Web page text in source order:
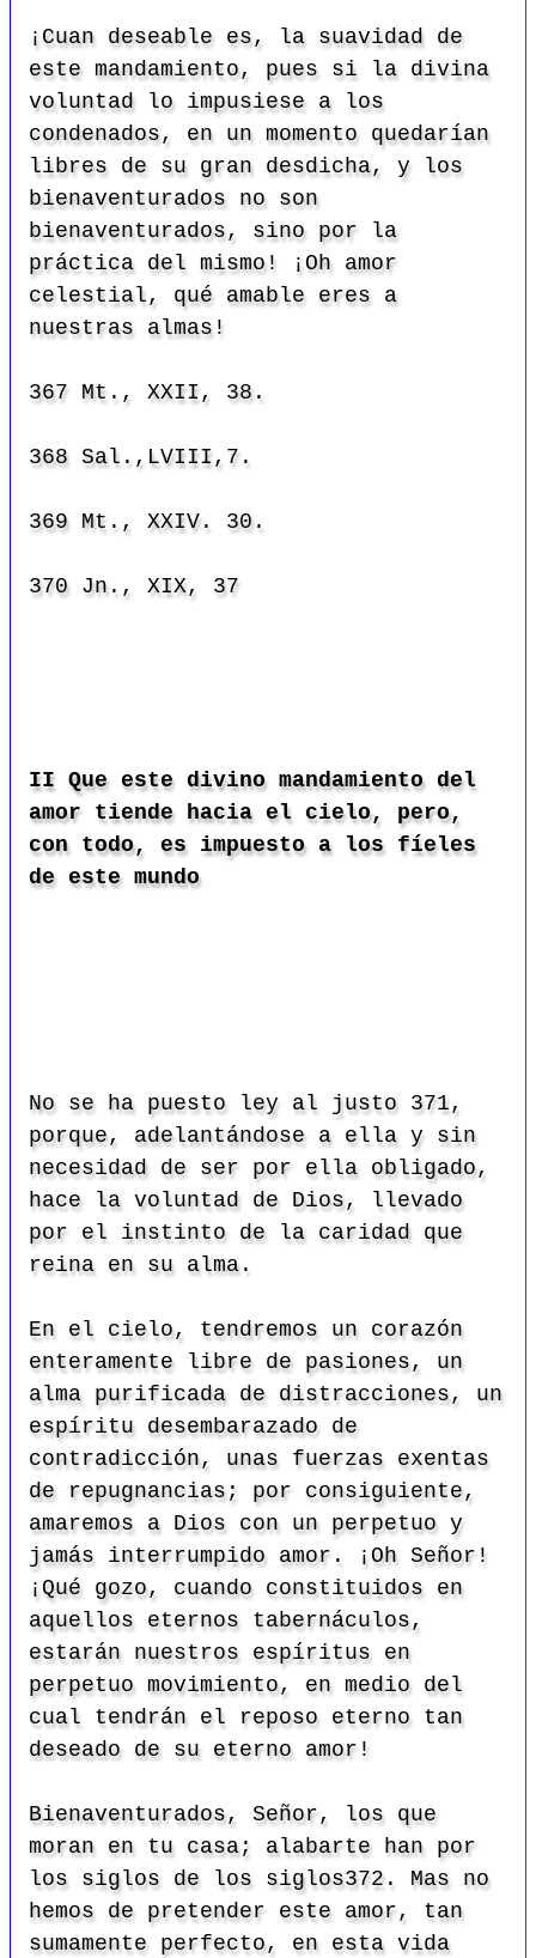
¡Cuan deseable es, la suavidad de
este mandamiento, pues si la divina
voluntad lo impusiese a los
condenados, en un momento quedarían
libres de su gran desdicha, y los
bienaventurados no son
bienaventurados, sino por la
práctica del mismo! ¡Oh amor
celestial, qué amable eres a
nuestras almas!
367 Mt., XXII, 38.
368 Sal.,LVIII,7.
369 Mt., XXIV. 30.
370 Jn., XIX, 37
II Que este divino mandamiento del
amor tiende hacia el cielo, pero,
con todo, es impuesto a los fíeles
de este mundo
No se ha puesto ley al justo 371,
porque, adelantándose a ella y sin
necesidad de ser por ella obligado,
hace la voluntad de Dios, llevado
por el instinto de la caridad que
reina en su alma.
En el cielo, tendremos un corazón
enteramente libre de pasiones, un
alma purificada de distracciones, un
espíritu desembarazado de
contradicción, unas fuerzas exentas
de repugnancias; por consiguiente,
amaremos a Dios con un perpetuo y
jamás interrumpido amor. ¡Oh Señor!
¡Qué gozo, cuando constituidos en
aquellos eternos tabernáculos,
estarán nuestros espíritus en
perpetuo movimiento, en medio del
cual tendrán el reposo eterno tan
deseado de su eterno amor!
Bienaventurados, Señor, los que
moran en tu casa; alabarte han por
los siglos de los siglos372. Mas no
hemos de pretender este amor, tan
sumamente perfecto, en esta vida